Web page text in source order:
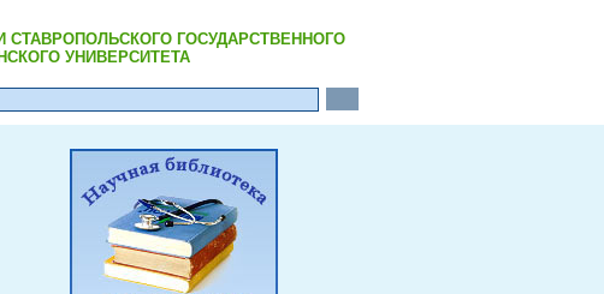
СТАВРОПОЛЬСКОГО ГОСУДАРСТВЕННОГО
УНИВЕРСИТЕТА